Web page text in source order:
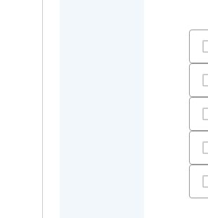
フレ
開発
レバテックでの実績がある企